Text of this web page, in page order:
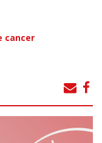
cancer